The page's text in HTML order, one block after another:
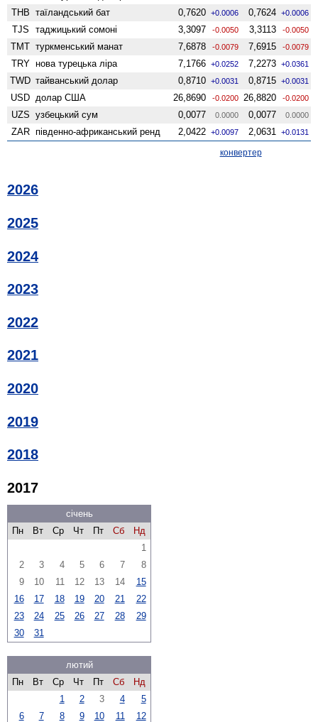
THB
таїландський бат 0,7620 +0.0006 0,7624 +0.0006
TJS таджицький сомоні 3,3097 -0.0050 3,3113 -0.0050
TMT туркменський манат 7,6878 -0.0079 7,6915 -0.0079
TRY нова турецька ліра 7,1766 +0.0252 7,2273 +0.0361
TWD тайванський долар 0,8710 +0.0031 0,8715 +0.0031
USD долар США 26,8690 -0.0200 26,8820 -0.0200
UZS узбецький сум 0,0077 0.0000 0,0077 0.0000
ZAR південно-африканський ренд 2,0422 +0.0097 2,0631 +0.0131
конвертер
2026
2025
2024
2023
2022
2021
2020
2019
2018
2017
січень
Пн
Вт Ср Чт Пт Сб
Нд
1
2
3 4 5 6 7
8
9
10 11 12 13 14
15
16
17 18 19 20 21
22
23
24 25 26 27 28
29
30
31
лютий
Пн
Вт Ср Чт Пт Сб
Нд
1
2 3 4
5
6
7 8 9 10 11
12